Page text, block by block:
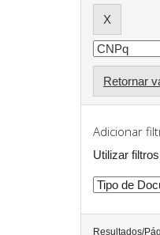
Retornar
Adicionar
Utilizar
Resultados/